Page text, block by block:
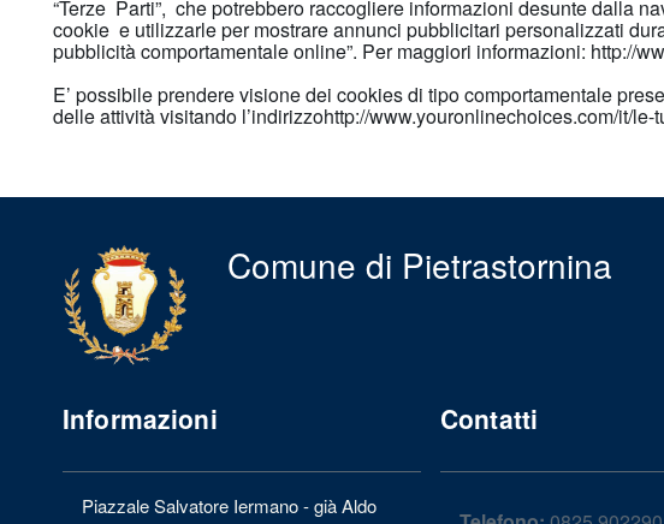
“Terze Parti”, che potrebbero raccogliere informazioni desunte dalla
cookie e utilizzarle per mostrare annunci pubblicitari personalizzati
pubblicità comportamentale online”. Per maggiori informazioni: http://
E’ possibile prendere visione dei cookies di tipo comportamentale
delle attività visitando l’indirizzohttp://www.youronlinechoices.com/it/le-
Comune di Pietrastornina
Informazioni
Piazzale Salvatore Iermano - già Aldo
Contatti